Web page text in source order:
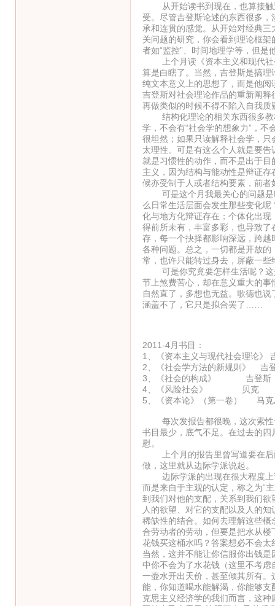
从开始读书到现在，也算接触
受。尽管吉登斯论述的东西很多
承和连贯的感觉。从开始对经典
关问题的研究，你会看到理论框
者如“监控”、时间地理学等，但
上个月读《资本主义和现代社
算是白瞎了。当然，吉登斯是搞
纯文本意义上的思想了，而是他
吉登斯对社会理论作品的重新阐
再做类似的时候不得不陷入自我质
结构化理论的相关东西很多教
学，不会有“社会学的想象力”，不
很坦然；如果只读解释社会学，
太理性。可是有这么个人就是要
就是习惯性的动作，而不是出于
主义，因为结构与能动性是辩证
候亦受制于人或者结构要素，前
可是这个月我最关心的问题是
么日常生活层面会发生那些变化
化与地方化辩证存在；个体化出
得前所未有，丰富多彩，也导致
存，每一个抉择都影响深远，跨
各种问题。总之，一切都是开放
常，也许只能转过身去，屏蔽一
可是你究竟要怎样生活呢？这
节上煞费苦心，却在意义重大的
自然直了，多想也无益。歌德也
涵盖不了，它只是拟合罢了……
2011-4月书目：
1、《资本主义与现代社会理论》
2、《社会学方法的新规则》 吉
3、《社会的构成》 吉登斯
4、《风险社会》 贝克
5、《资本论》（第一卷） 马克
每次发报告都很晚，这次索性
书目最少，底气不足。在过去的
慰。
上个月的报告里曾写道要在后
做，这里就从边际学派说起。
边际学派的出现在很大程度上
而是来自于主观的认定，称之为“
到我们对他的支配，关系到我们
人的欲望、对它的支配以及人的
稀缺性的结合。如何去理解这些
合劳动者的劳动，但要是把水从
花钱买这桶水吗？答案想必不会
当然，这并不能让你信服你出钱
中你不会为了水花钱（这里不考
一壶水开出天价，甚至倾其所有
能，你知道喝水能解渴，你能够
克思主义经济学的我们而言，这